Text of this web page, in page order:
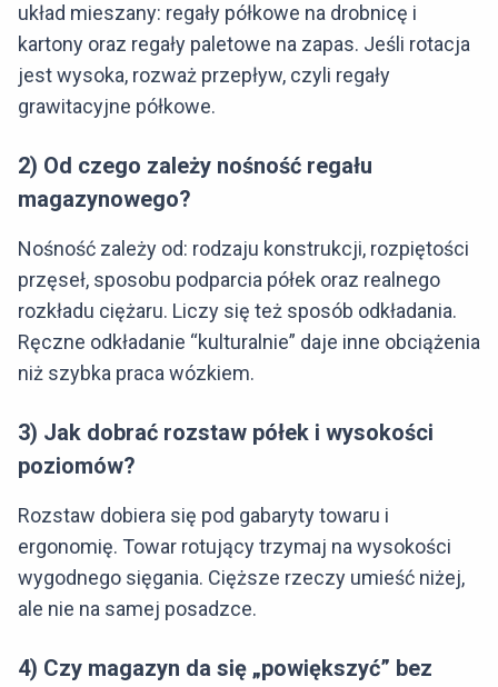
układ mieszany: regały półkowe na drobnicę i
kartony oraz regały paletowe na zapas. Jeśli rotacja
jest wysoka, rozważ przepływ, czyli regały
grawitacyjne półkowe.
2) Od czego zależy nośność regału
magazynowego?
Nośność zależy od: rodzaju konstrukcji, rozpiętości
przęseł, sposobu podparcia półek oraz realnego
rozkładu ciężaru. Liczy się też sposób odkładania.
Ręczne odkładanie “kulturalnie” daje inne obciążenia
niż szybka praca wózkiem.
3) Jak dobrać rozstaw półek i wysokości
poziomów?
Rozstaw dobiera się pod gabaryty towaru i
ergonomię. Towar rotujący trzymaj na wysokości
wygodnego sięgania. Cięższe rzeczy umieść niżej,
ale nie na samej posadzce.
4) Czy magazyn da się „powiększyć” bez